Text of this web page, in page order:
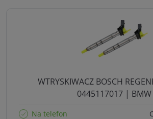
WTRYSKIWACZ BOSCH
0445117017 | BMW
Na telefon